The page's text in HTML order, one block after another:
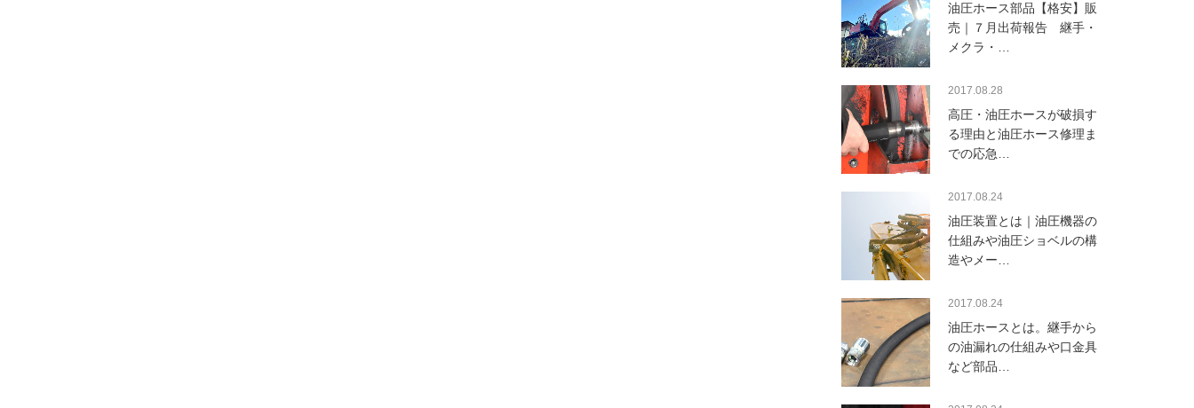
油圧ホース部品【格安】販
売｜７月出荷報告 継手・
メクラ・…
2017.08.28
高圧・油圧ホースが破損す
る理由と油圧ホース修理ま
での応急…
2017.08.24
油圧装置とは｜油圧機器の
仕組みや油圧ショベルの構
造やメー…
2017.08.24
油圧ホースとは。継手から
の油漏れの仕組みや口金具
など部品…